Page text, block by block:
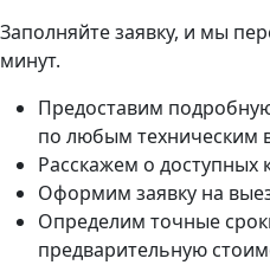
Заполняйте заявку, и мы
минут.
Предоставим
по любым техническим
Расскажем о доступных
Оформим заявку на
Определим точные
предварительную